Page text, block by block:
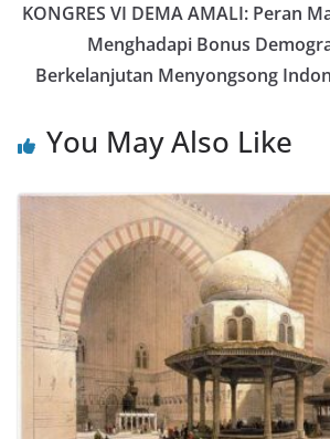
KONGRES VI DEMA AMALI: Peran
Menghadapi Bonus
Berkelanjutan Menyongsong
You May Also Like